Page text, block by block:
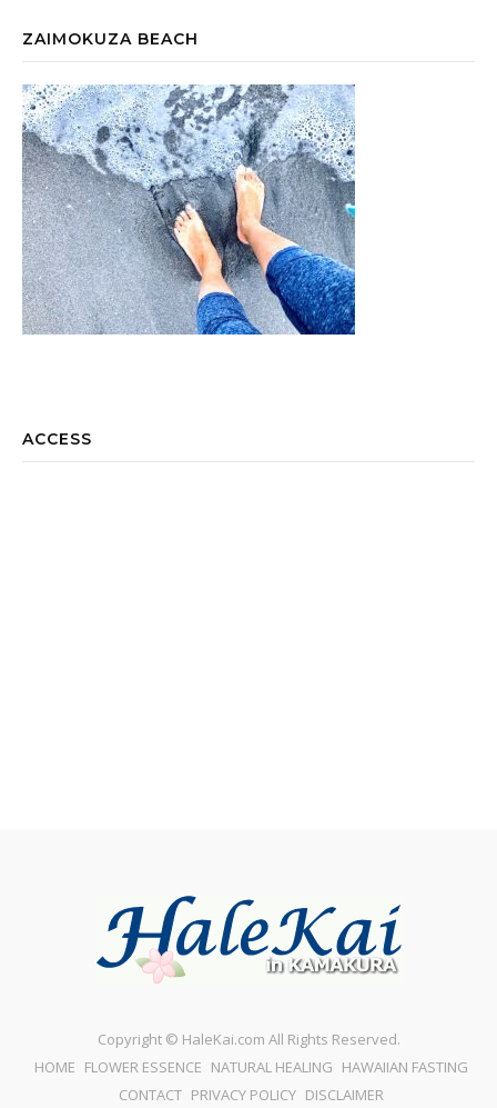
ZAIMOKUZA BEACH
ACCESS
Copyright © HaleKai.com All Rights Reserved.
HOME FLOWER ESSENCE NATURAL HEALING HAWAIIAN FASTING
CONTACT PRIVACY POLICY DISCLAIMER